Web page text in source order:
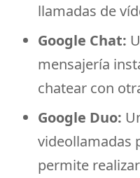
llamadas de
Google Chat:
mensajería
chatear con
Google Duo:
videollamadas
permite